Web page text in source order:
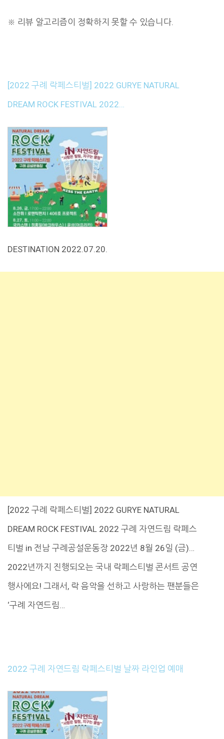
※ 리뷰 알고리즘이 정확하지 못할 수 있습니다.
[2022 구례 락페스티벌] 2022 GURYE NATURAL
DREAM ROCK FESTIVAL 2022…
DESTINATION 2022.07.20.
[2022 구례 락페스티벌] 2022 GURYE NATURAL
DREAM ROCK FESTIVAL 2022 구례 자연드림 락페스
티벌 in 전남 구례공설운동장 2022년 8월 26일 (금)…
2022년까지 진행되오는 국내 락페스티벌 콘서트 공연
행사에요! 그래서, 락 음악을 선하고 사랑하는 팬분들은
‘구례 자연드림…
2022 구례 자연드림 락페스티벌 날짜 라인업 예매